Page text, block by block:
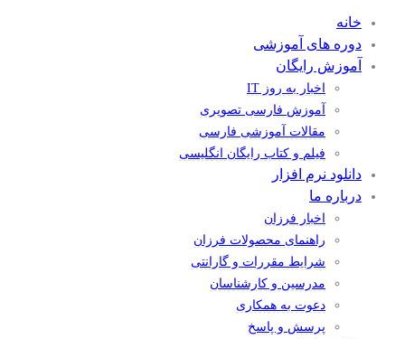
خانه
دوره های آموزشی
آموزش رایگان
اخبار به روز IT
آموزش فارسی تصویری
مقالات آموزشی فارسی
فیلم و کتاب رایگان انگلیسی
دانلود نرم افزار
درباره ما
اخبار فرزان
راهنمای محصولات فرزان
شرایط مقررات و گارانتی
مدرسین و کارشناسان
دعوت به همکاری
پرسش و پاسخ